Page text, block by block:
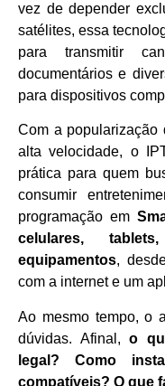
vez de depender
satélites, essa
para transmitir
documentários e
para dispositivos
Com a popularização
alta velocidade, o
prática para quem
consumir
programação em
celulares,
equipamentos,
com a internet e um
Ao mesmo tempo, o
dúvidas. Afinal, o
legal? Como
compatíveis? O que